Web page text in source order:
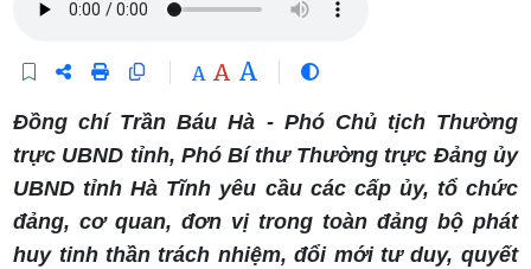
A A A
Đồng chí Trần Báu Hà - Phó Chủ tịch Thường
trực UBND tỉnh, Phó Bí thư Thường trực Đảng ủy
UBND tỉnh Hà Tĩnh yêu cầu các cấp ủy, tổ chức
đảng, cơ quan, đơn vị trong toàn đảng bộ phát
huy tinh thần trách nhiệm, đổi mới tư duy, quyết